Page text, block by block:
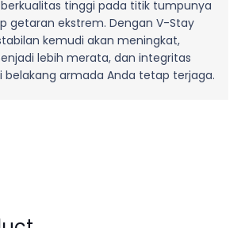
tinggi pada titik tumpunya
getaran ekstrem. Dengan V-Stay
kemudi akan meningkat,
lebih merata, dan integritas
belakang armada Anda tetap terjaga.